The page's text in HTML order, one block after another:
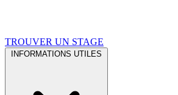
TROUVER UN STAGE
INFORMATIONS UTILES